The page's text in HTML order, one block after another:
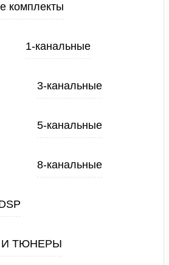
комплекты
1-канальные
3-канальные
5-канальные
8-канальные
ТЮНЕРЫ